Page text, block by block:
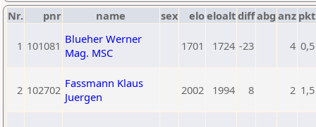
Nr. pnr name sex eloeloaltdiffabg anz pkt
1 101081 Blueher Werner
Mag. MSC
1701 1724 -23 4 0,5
2 102702 Fassmann Klaus
Juergen
2002 1994 8 2 1,5